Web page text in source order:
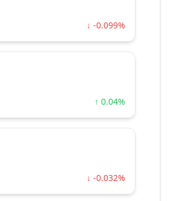
↓ -0.099%
↑ 0.04%
↓ -0.032%